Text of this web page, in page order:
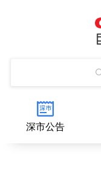
深市公告